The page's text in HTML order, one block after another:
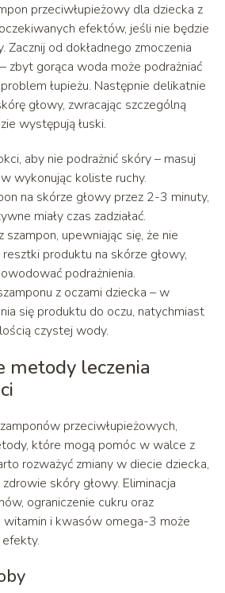
przeciwłupieżowy dla dziecka z
efektów, jeśli nie będzie
Zacznij od dokładnego zmoczenia
zbyt gorąca woda może podrażniać
łupieżu. Następnie delikatnie
głowy, zwracając szczególną
występują łuski.
aby nie podrażnić skóry – masuj
wykonując koliste ruchy.
na skórze głowy przez 2-3 minuty,
miały czas zadziałać.
szampon, upewniając się, że nie
produktu na skórze głowy,
podrażnienia.
z oczami dziecka – w
się produktu do oczu, natychmiast
czystej wody.
leczenia
przeciwłupieżowych,
które mogą pomóc w walce z
rozważyć zmiany w diecie dziecka,
skóry głowy. Eliminacja
ograniczenie cukru oraz
witamin i kwasów omega-3 może